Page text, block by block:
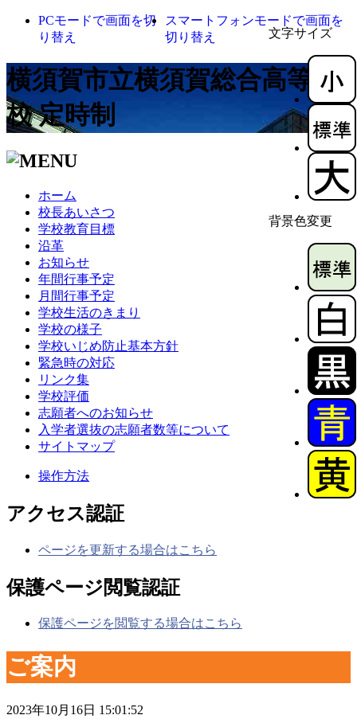
文字サイズ
背景色変更
PCモードで画面を切
り替え
スマートフォンモードで画面を
切り替え
横須賀市立横須賀総合高等学
校 定時制
ホーム
校長あいさつ
学校教育目標
沿革
お知らせ
年間行事予定
月間行事予定
学校生活のきまり
学校の様子
学校いじめ防止基本方針
緊急時の対応
リンク集
学校評価
志願者へのお知らせ
入学者選抜の志願者数等について
サイトマップ
操作方法
アクセス認証
ページを更新する場合はこちら
保護ページ閲覧認証
保護ページを閲覧する場合はこちら
ご案内
2023年10月16日 15:01:52